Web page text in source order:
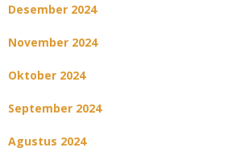
Desember 2024
November 2024
Oktober 2024
September 2024
Agustus 2024